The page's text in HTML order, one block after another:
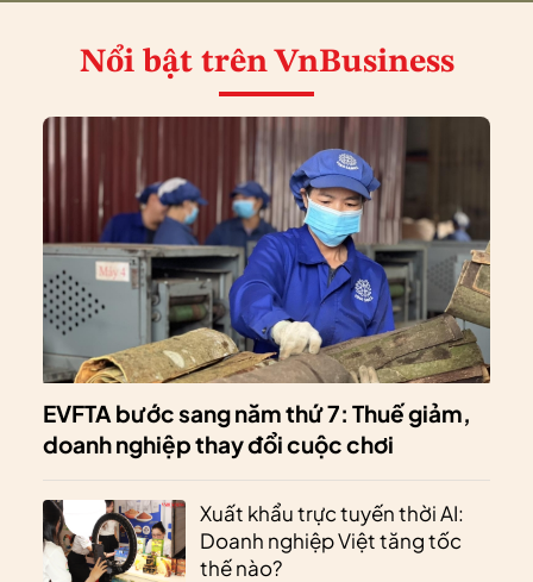
Nổi bật trên VnBusiness
EVFTA bước sang năm thứ 7: Thuế giảm,
doanh nghiệp thay đổi cuộc chơi
Xuất khẩu trực tuyến thời AI:
Doanh nghiệp Việt tăng tốc
thế nào?